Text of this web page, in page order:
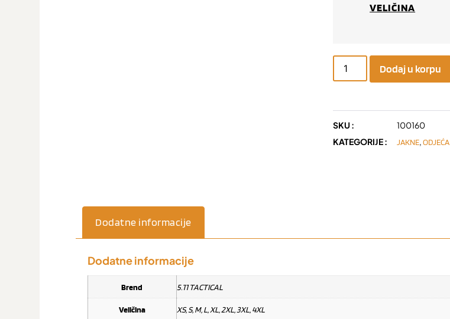
VELIČINA
Dodaj u korpu
SKU :
100160
KATEGORIJE :
JAKNE,ODJEĆA
Dodatne informacije
Dodatne informacije
Brend 5.11 TACTICAL
Veličina XS, S, M, L, XL, 2XL, 3XL, 4XL